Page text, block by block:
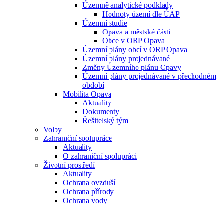
Územně analytické podklady
Hodnoty území dle ÚAP
Územní studie
Opava a městské části
Obce v ORP Opava
Územní plány obcí v ORP Opava
Územní plány projednávané
Změny Územního plánu Opavy
Územní plány projednávané v přechodném
období
Mobilita Opava
Aktuality
Dokumenty
Řešitelský tým
Volby
Zahraniční spolupráce
Aktuality
O zahraniční spolupráci
Životní prostředí
Aktuality
Ochrana ovzduší
Ochrana přírody
Ochrana vody